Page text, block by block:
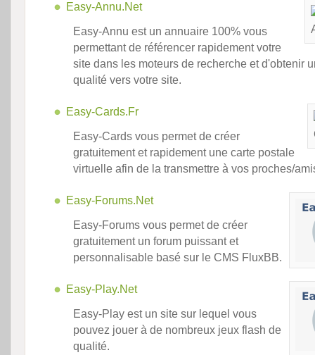
Easy-Annu.Net
Easy-Annu est un annuaire 100% vous
permettant de référencer rapidement votre
site dans les moteurs de recherche et d'obtenir
qualité vers votre site.
Easy-Cards.Fr
Easy-Cards vous permet de créer
gratuitement et rapidement une carte postale
virtuelle afin de la transmettre à vos proches/
Easy-Forums.Net
Easy-Forums vous permet de créer
gratuitement un forum puissant et
personnalisable basé sur le CMS FluxBB.
Easy-Play.Net
Easy-Play est un site sur lequel vous
pouvez jouer à de nombreux jeux flash de
qualité.